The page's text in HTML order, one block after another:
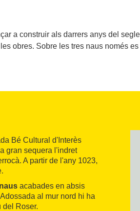
a construir als darrers anys del
obres. Sobre les tres naus només
Bé Cultural d'Interès
gran sequera l'indret
A partir de l'any 1023,
naus acabades en absis
al mur nord hi ha
del Roser.